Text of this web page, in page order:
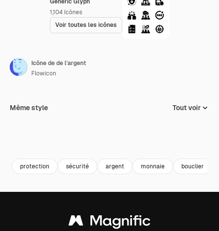
1,104 Icônes
Voir toutes les icônes
Icône de de l'argent
Flowicon
Même style Tout voir
protection sécurité argent monnaie bouclier